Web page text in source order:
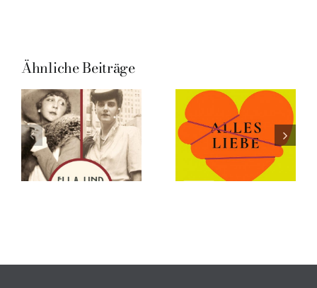
Ähnliche Beiträge